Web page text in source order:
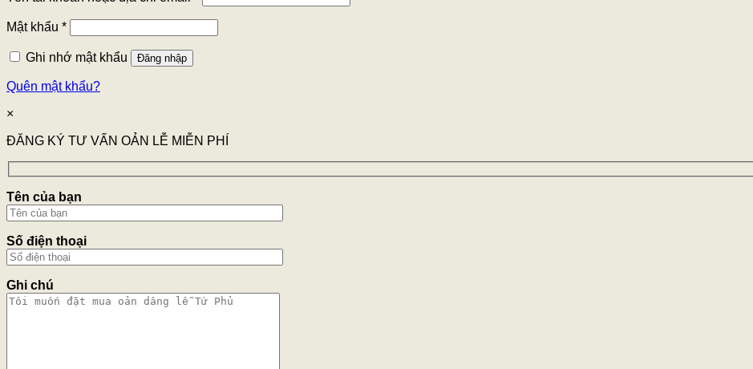
Mật khẩu *
Ghi nhớ mật khẩu Đăng nhập
Quên mật khẩu?
×
ĐĂNG KÝ TƯ VẤN OẢN LỄ MIỄN PHÍ
Tên của bạn
Số điện thoại
Ghi chú